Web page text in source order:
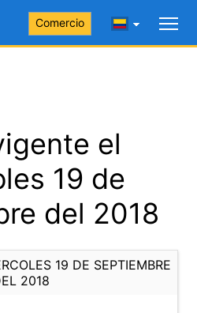
Comercio
el
19 de
del 2018
19 DE SEPTIEMBRE
2018